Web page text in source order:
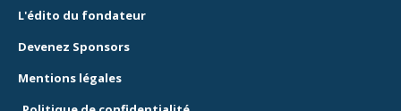
L'édito du fondateur
Devenez Sponsors
Mentions légales